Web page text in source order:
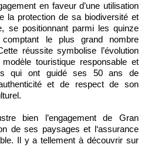
en faveur d’une utilisation
la protection de sa biodiversité et
se positionnant parmi les quinze
comptant le plus grand nombre
réussite symbolise l’évolution
touristique responsable et
qui ont guidé ses 50 ans de
et de respect de son
bien l’engagement de Gran
de ses paysages et l‘assurance
Il y a tellement à découvrir sur